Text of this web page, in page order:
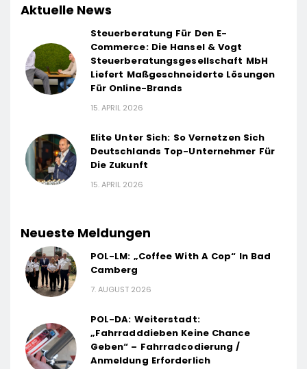
Aktuelle News
Steuerberatung Für Den E-
Commerce: Die Hansel & Vogt
Steuerberatungsgesellschaft MbH
Liefert Maßgeschneiderte Lösungen
Für Online-Brands
15. APRIL 2026
Elite Unter Sich: So Vernetzen Sich
Deutschlands Top-Unternehmer Für
Die Zukunft
15. APRIL 2026
Neueste Meldungen
POL-LM: „Coffee With A Cop“ In Bad
Camberg
7. AUGUST 2026
POL-DA: Weiterstadt:
„Fahrradddieben Keine Chance
Geben“ – Fahrradcodierung /
Anmeldung Erforderlich